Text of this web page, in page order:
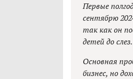
Первые
сентябрю
так как он
детей до
Основная
бизнес, но